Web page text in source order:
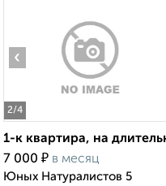
2/4
‹
1-к квартира, на
7 000 ₽ в месяц
Юных Натуралистов 5